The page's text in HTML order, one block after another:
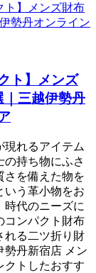
ト】メンズ
｜三越伊勢丹
現れるアイテム
の持ち物にふさ
さを備えた物を
いう革小物をお
時代のニーズに
コンパクト財布
れる二ツ折り財
勢丹新宿店 メン
クトしたおすす